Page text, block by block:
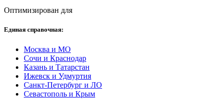
Оптимизирован для
Единая справочная:
Москва и МО
Сочи и Краснодар
Казань и Татарстан
Ижевск и Удмуртия
Санкт-Петербург и ЛО
Севастополь и Крым